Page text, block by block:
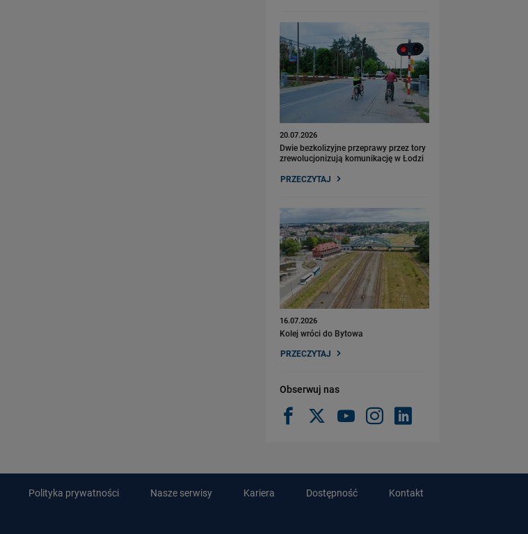
20.07.2026
Dwie bezkolizyjne przeprawy przez tory
zrewolucjonizują komunikację w Łodzi
PRZECZYTAJ
16.07.2026
Kolej wróci do Bytowa
PRZECZYTAJ
Obserwuj nas
Polityka prywatności Nasze serwisy Kariera Dostępność Kontakt